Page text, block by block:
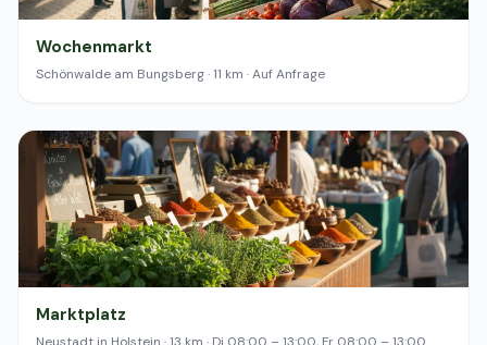
Wochenmarkt
Schönwalde am Bungsberg · 11 km · Auf Anfrage
Marktplatz